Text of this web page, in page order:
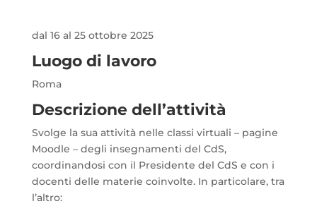
dal 16 al 25 ottobre 2025
Luogo di lavoro
Roma
Descrizione dell’attività
Svolge la sua attività nelle classi virtuali – pagine
Moodle – degli insegnamenti del CdS,
coordinandosi con il Presidente del CdS e con i
docenti delle materie coinvolte. In particolare, tra
l’altro: